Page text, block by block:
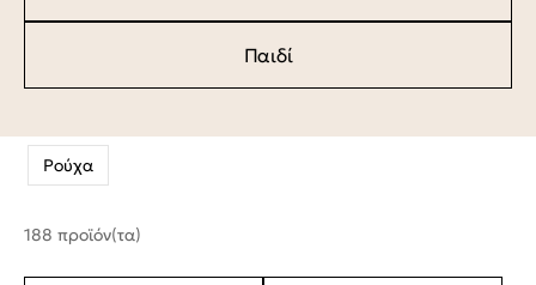
Παιδί
Ρούχα
188 προϊόν(τα)